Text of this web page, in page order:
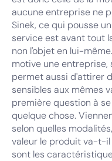
aucune entreprise ne
Sinek, ce qui pousse
service est avant tout
non l'objet en lui-
motive une entreprise,
permet aussi d'attirer
sensibles aux mêmes
première question à
quelque chose.
selon quelles
valeur le produit va-t-
sont les